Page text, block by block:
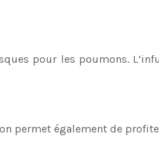
pour les poumons.
permet également de